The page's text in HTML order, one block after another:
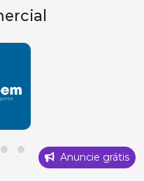
Anuncie grátis